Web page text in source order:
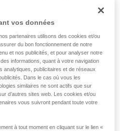
vos données
partenaires utilisons des cookies et/ou
du bon fonctionnement de notre
et nos publicités, et pour analyser notre
informations, quant à votre navigation
analytiques, publicitaires et de réseaux
Dans le cas où vous les
similaires ne sont actifs que sur
d’autres sites web. Les cookies et/ou
vous suivront pendant toute votre
à tout moment en cliquant sur le lien «